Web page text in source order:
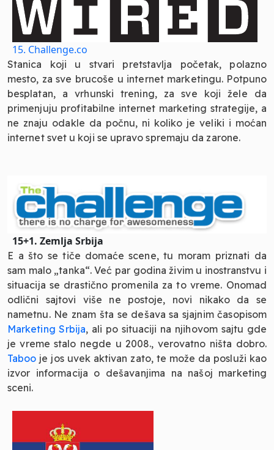
15. Challenge.co
Stanica koji u stvari pretstavlja početak, polazno
mesto, za sve brucoše u internet marketingu. Potpuno
besplatan, a vrhunski trening, za sve koji žele da
primenjuju profitabilne internet marketing strategije, a
ne znaju odakle da počnu, ni koliko je veliki i moćan
internet svet u koji se upravo spremaju da zarone.
15+1. Zemlja Srbija
E a što se tiče domaće scene, tu moram priznati da
sam malo „tanka“. Već par godina živim u inostranstvu i
situacija se drastično promenila za to vreme. Onomad
odlični sajtovi više ne postoje, novi nikako da se
nametnu. Ne znam šta se dešava sa sjajnim časopisom
Marketing Srbija, ali po situaciji na njihovom sajtu gde
je vreme stalo negde u 2008., verovatno ništa dobro.
Taboo je jos uvek aktivan zato, te može da posluži kao
izvor informacija o dešavanjima na našoj marketing
sceni.